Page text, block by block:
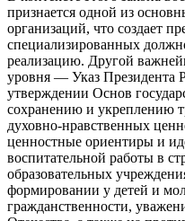
признается одной из
организаций, что создает
специализированных
реализацию. Другой
уровня — Указ Президента
утверждении Основ
сохранению и укреплению
духовно-нравственных
ценностные ориентиры и
воспитательной работы в
образовательных
формировании у детей и
гражданственности,